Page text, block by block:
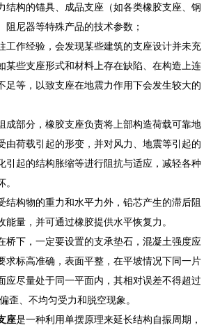
结构的锚具、成品支座（如各类橡胶支座、钢
阻尼器等特殊产品的技术参数；
工作经验，会发现某些建筑的支座设计并未充
某些支座形式和材料上存在缺陷、在构造上连
足等，以致支座在地震力作用下会发生较大的
成部分，橡胶支座负责将上部构造荷载可靠地
由荷载引起的形变，并对风力、地震等引起的
引起的结构胀缩等进行阻抗与适应，减轻各种
结构物的重力和水平力外，铅芯产生的滞后阻
能量，并可通过橡胶提供水平恢复力。
桥下，一定要设置的支承垫石，混凝土强度应
求标高准确，表面平整，在平坡情况下同一片
应尽量处于同一平面内，其相对误差不得超过
歪、不均匀受力和脱空现象。
座是一种利用单摆原理来延长结构自振周期，